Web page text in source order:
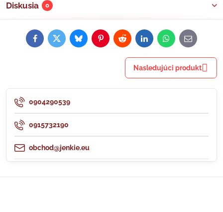
Diskusia 0
FacebookTwitterBlueskyPinterestRedditLinkedInWhatsApp
E-
mail
Nasledujúci produkt
0904290539
0915732190
obchod@jenkie.eu